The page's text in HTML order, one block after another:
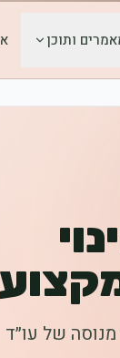
ותוכן
מנוסה של עו״ד